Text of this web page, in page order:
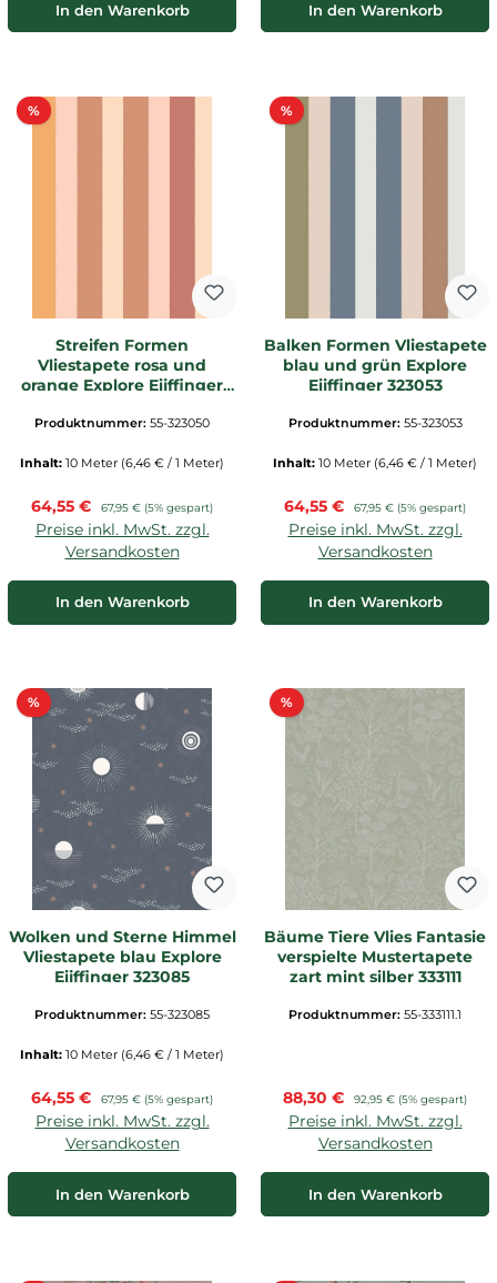
In den Warenkorb In den Warenkorb
%Rabatt
Streifen Formen
Vliestapete rosa und
orange Explore Eijffinger
Produktnummer: 55-323050
Inhalt: 10 Meter (6,46 € / 1 Meter)
Verkaufspreis:
64,55 € Regulärer Preis:
67,95 € (5% gespart)
Preise inkl. MwSt. zzgl.
Versandkosten
In den Warenkorb
%Rabatt
Balken Formen Vliestapete
blau und grün Explore
Eijffinger 323053
Produktnummer: 55-323053
Inhalt: 10 Meter (6,46 € / 1 Meter)
Verkaufspreis:
64,55 € Regulärer Preis:
67,95 € (5% gespart)
Preise inkl. MwSt. zzgl.
Versandkosten
In den Warenkorb
%Rabatt
Wolken und Sterne Himmel
Vliestapete blau Explore
Eijffinger 323085
Produktnummer: 55-323085
Inhalt: 10 Meter (6,46 € / 1 Meter)
Verkaufspreis:
64,55 € Regulärer Preis:
67,95 € (5% gespart)
Preise inkl. MwSt. zzgl.
Versandkosten
In den Warenkorb
%Rabatt
Bäume Tiere Vlies Fantasie
verspielte Mustertapete
zart mint silber 333111
Produktnummer: 55-333111.1
Verkaufspreis:
88,30 € Regulärer Preis:
92,95 € (5% gespart)
Preise inkl. MwSt. zzgl.
Versandkosten
In den Warenkorb